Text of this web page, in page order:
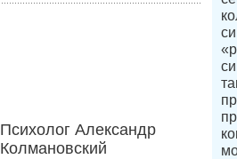
Психолог Александр
Колмановский